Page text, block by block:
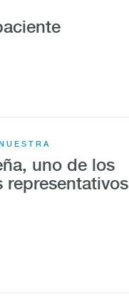
uno de los
representativos